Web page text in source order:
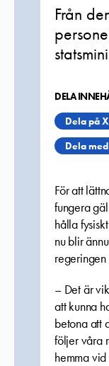
Från
DELA
Dela på X
Dela
För att
fungera
hålla
nu blir
regeringen
– Det är
att kunna
betona att
följer våra
hemma